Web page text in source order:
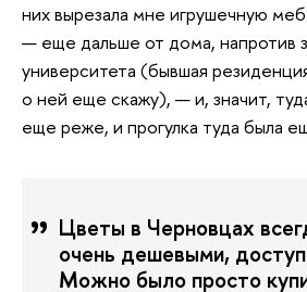
них вырезала мне игрушечную
— еще дальше от дома, напротив
университета (бывшая
о ней еще скажу), — и, значит,
еще реже, и прогулка туда была
Цветы в Черновцах
очень дешевыми,
Можно было просто